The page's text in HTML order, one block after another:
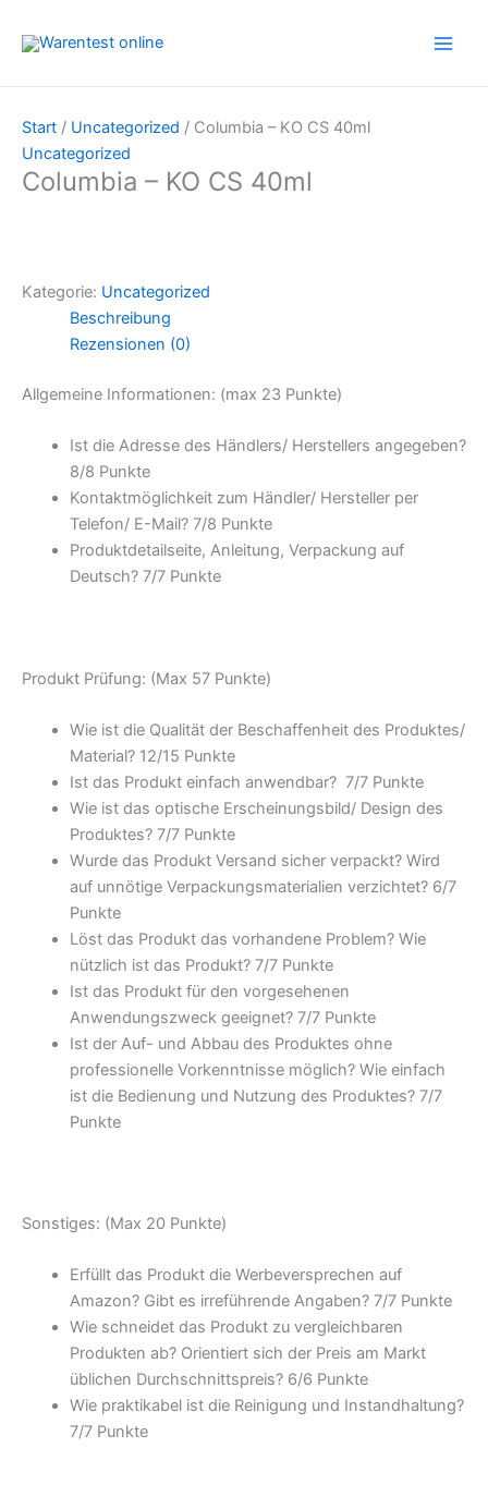
Inhalt
Start / Uncategorized / Columbia – KO CS 40ml
Uncategorized
Columbia – KO CS 40ml
Kategorie: Uncategorized
Beschreibung
Rezensionen (0)
Allgemeine Informationen: (max 23 Punkte)
Ist die Adresse des Händlers/ Herstellers angegeben?
8/8 Punkte
Kontaktmöglichkeit zum Händler/ Hersteller per
Telefon/ E-Mail? 7/8 Punkte
Produktdetailseite, Anleitung, Verpackung auf
Deutsch? 7/7 Punkte
Produkt Prüfung: (Max 57 Punkte)
Wie ist die Qualität der Beschaffenheit des Produktes/
Material? 12/15 Punkte
Ist das Produkt einfach anwendbar? 7/7 Punkte
Wie ist das optische Erscheinungsbild/ Design des
Produktes? 7/7 Punkte
Wurde das Produkt Versand sicher verpackt? Wird
auf unnötige Verpackungsmaterialien verzichtet? 6/7
Punkte
Löst das Produkt das vorhandene Problem? Wie
nützlich ist das Produkt? 7/7 Punkte
Ist das Produkt für den vorgesehenen
Anwendungszweck geeignet? 7/7 Punkte
Ist der Auf- und Abbau des Produktes ohne
professionelle Vorkenntnisse möglich? Wie einfach
ist die Bedienung und Nutzung des Produktes? 7/7
Punkte
Sonstiges: (Max 20 Punkte)
Erfüllt das Produkt die Werbeversprechen auf
Amazon? Gibt es irreführende Angaben? 7/7 Punkte
Wie schneidet das Produkt zu vergleichbaren
Produkten ab? Orientiert sich der Preis am Markt
üblichen Durchschnittspreis? 6/6 Punkte
Wie praktikabel ist die Reinigung und Instandhaltung?
7/7 Punkte